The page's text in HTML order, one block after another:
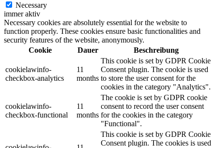
Necessary
immer aktiv
Necessary cookies are absolutely essential for the website to
function properly. These cookies ensure basic functionalities and
security features of the website, anonymously.
Cookie
Dauer Beschreibung
cookielawinfo-
checkbox-analytics
11
months
This cookie is set by GDPR Cookie
Consent plugin. The cookie is used
to store the user consent for the
cookies in the category "Analytics".
cookielawinfo-
checkbox-functional
11
months
The cookie is set by GDPR cookie
consent to record the user consent
for the cookies in the category
"Functional".
This cookie is set by GDPR Cookie
Consent plugin. The cookies is used